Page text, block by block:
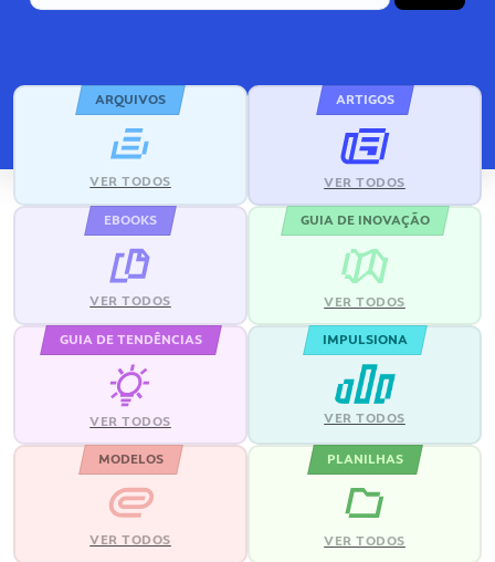
ARQUIVOS
VER TODOS
ARTIGOS
VER TODOS
EBOOKS
VER TODOS
GUIA DE INOVAÇÃO
VER TODOS
GUIA DE TENDÊNCIAS
VER TODOS
IMPULSIONA
VER TODOS
MODELOS
VER TODOS
PLANILHAS
VER TODOS